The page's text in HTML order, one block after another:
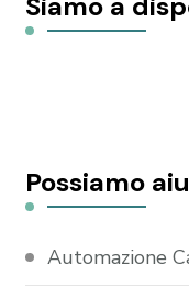
Possiamo
Automazione